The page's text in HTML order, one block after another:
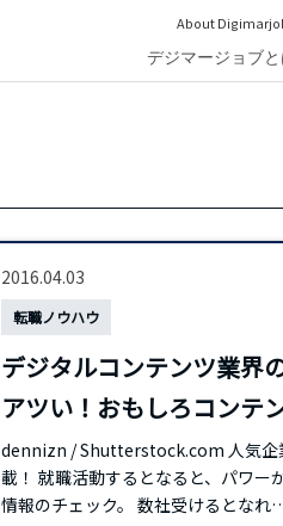
About
デジマージョブと
2016.04.03
転職ノウハウ
デジタルコンテンツ業界
アツい！おもしろコンテ
dennizn / Shutterstock.com 人気企
載！ 就職活動するとなると、パワー
情報のチェック。 数社受けるとなれ